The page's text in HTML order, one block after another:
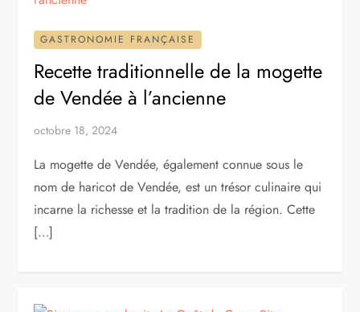
GASTRONOMIE FRANÇAISE
Recette traditionnelle de la mogette
de Vendée à l’ancienne
octobre 18, 2024
La mogette de Vendée, également connue sous le
nom de haricot de Vendée, est un trésor culinaire qui
incarne la richesse et la tradition de la région. Cette
[…]